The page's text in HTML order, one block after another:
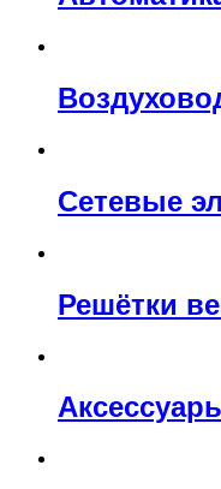
Сетевые
Решётки